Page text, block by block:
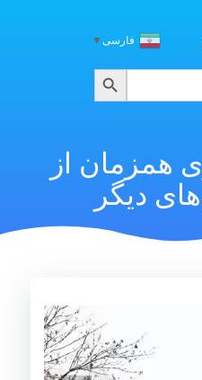
content
فارسی▼
همزمان از
دیگر